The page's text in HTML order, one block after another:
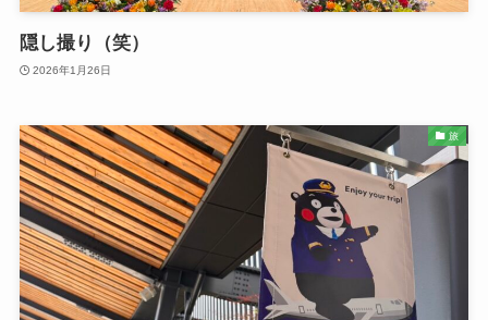
隠し撮り（笑）
2026年1月26日
旅